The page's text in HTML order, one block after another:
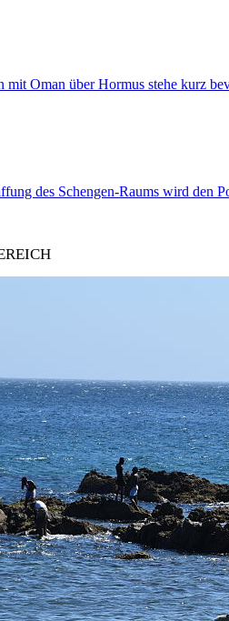
mit Oman über Hormus stehe kurz
des Schengen-Raums wird den